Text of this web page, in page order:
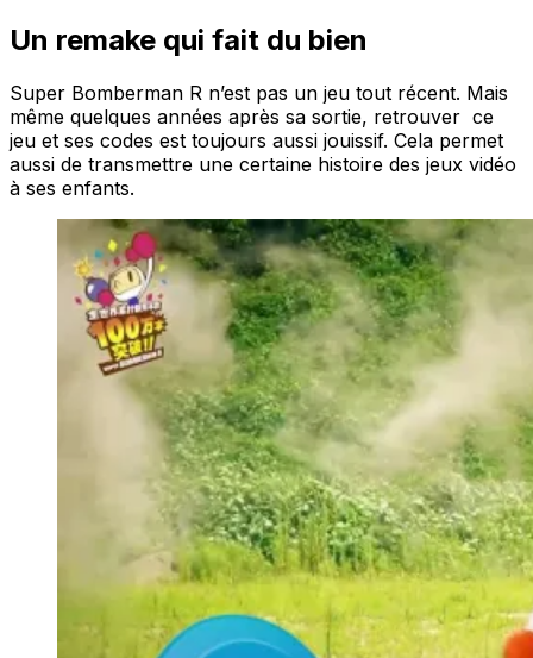
Un remake qui fait du bien
Super Bomberman R n’est pas un jeu tout récent. Mais
même quelques années après sa sortie, retrouver ce
jeu et ses codes est toujours aussi jouissif. Cela permet
aussi de transmettre une certaine histoire des jeux vidéo
à ses enfants.